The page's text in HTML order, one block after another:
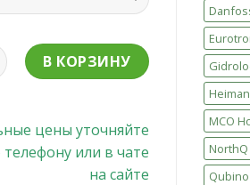
товара Декоративная панель
В КОРЗИНУ
цены уточняйте
или в чате
на сайте
Heiman
MCO
NorthQ
Qubino